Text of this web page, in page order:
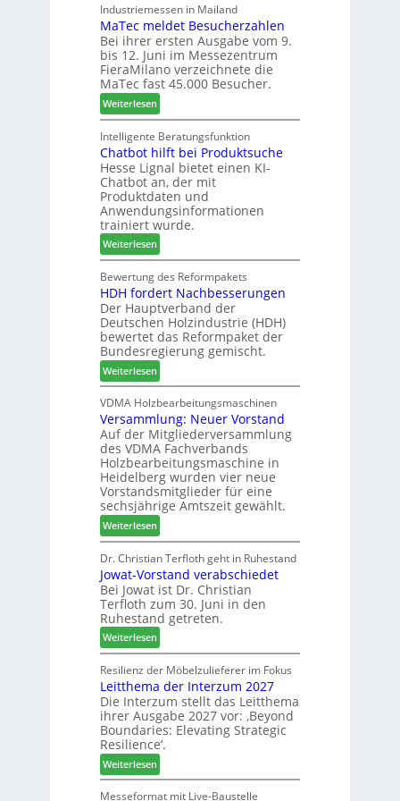
r
e
r
r
P
l
a
n
t
a
g
F
r
ä
s
e
r
u
n
d
-
V
e
r
b
i
n
e
r
e
C
a
r
e
-
A
k
t
i
o
n
s
w
o
c
h
e
n
2
0
2
6
Industriemessen in Mailand
MaTec meldet Besucherzahlen
Bei ihrer ersten Ausgabe vom 9.
bis 12. Juni im Messezentrum
FieraMilano verzeichnete die
MaTec fast 45.000 Besucher.
Weiterlesen:
M
a
T
e
c
m
e
l
d
e
t
B
e
s
u
c
h
e
r
z
a
h
l
e
n
Intelligente Beratungsfunktion
Chatbot hilft bei Produktsuche
Hesse Lignal bietet einen KI-
Chatbot an, der mit
Produktdaten und
Anwendungsinformationen
trainiert wurde.
Weiterlesen:
C
h
a
t
b
o
t
h
i
l
t
b
e
i
P
r
o
u
k
t
s
u
c
e
Bewertung des Reformpakets
HDH fordert Nachbesserungen
Der Hauptverband der
Deutschen Holzindustrie (HDH)
bewertet das Reformpaket der
Bundesregierung gemischt.
Weiterlesen:
H
D
H
f
o
r
d
e
r
t
N
a
c
h
b
e
s
s
e
r
u
n
g
e
n
VDMA Holzbearbeitungsmaschinen
Versammlung: Neuer Vorstand
Auf der Mitgliederversammlung
des VDMA Fachverbands
Holzbearbeitungsmaschine in
Heidelberg wurden vier neue
Vorstandsmitglieder für eine
sechsjährige Amtszeit gewählt.
Weiterlesen:
V
e
r
s
a
m
m
l
u
n
g
:
N
e
u
e
r
Dr. Christian Terfloth geht in Ruhestand
Jowat-Vorstand verabschiedet
Bei Jowat ist Dr. Christian
Terfloth zum 30. Juni in den
Ruhestand getreten.
Weiterlesen:
J
o
w
a
t
-
V
o
r
s
Resilienz der Möbelzulieferer im Fokus
Leitthema der Interzum 2027
Die Interzum stellt das Leitthema
ihrer Ausgabe 2027 vor: ‚Beyond
Boundaries: Elevating Strategic
Resilience‘.
Weiterlesen:
L
e
Messeformat mit Live-Baustelle